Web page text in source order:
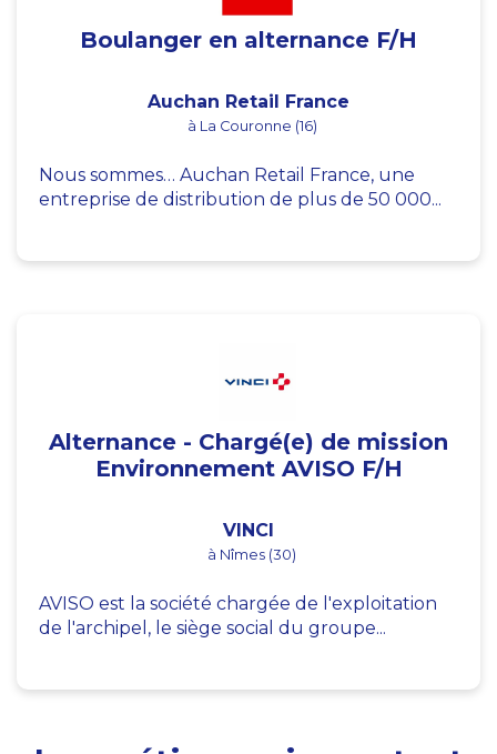
Boulanger en alternance F/H
Auchan Retail France
à La Couronne (16)
Nous sommes… Auchan Retail France, une
entreprise de distribution de plus de 50 000...
Alternance - Chargé(e) de mission
Environnement AVISO F/H
VINCI
à Nîmes (30)
AVISO est la société chargée de l'exploitation
de l'archipel, le siège social du groupe...